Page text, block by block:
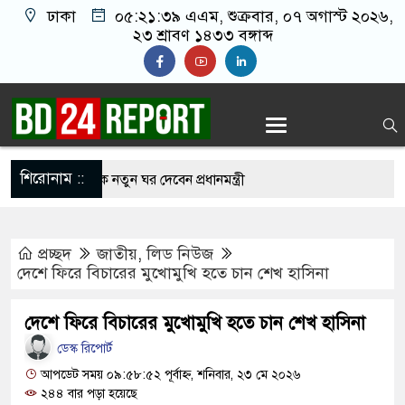
ঢাকা ০৫:২১:৩৯ এএম, শুক্রবার, ০৭ অগাস্ট ২০২৬,
২৩ শ্রাবণ ১৪৩৩ বঙ্গাব্দ
শিরোনাম ::
১০০ পরিবারকে নতুন ঘর দেবেন প্রধানমন্ত্রী
ছাত্রী
দুই দুর্ঘটনা, ঝরে গেল ১৫ প্রাণ
প্রচ্ছদ জাতীয়,লিড নিউজ
দেশে ফিরে বিচারের মুখোমুখি হতে চান শেখ হাসিনা
দেশে ফিরে বিচারের মুখোমুখি হতে চান শেখ হাসিনা
ডেস্ক রিপোর্ট
আপডেট সময় ০৯:৫৮:৫২ পূর্বাহ্ন, শনিবার, ২৩ মে ২০২৬
২৪৪ বার পড়া হয়েছে